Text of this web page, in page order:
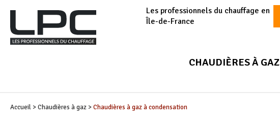
Les professionnels du chauffage en
Île-de-France
CHAUDIÈRES À GAZ
Accueil >Chaudières à gaz >Chaudières à gaz à condensation